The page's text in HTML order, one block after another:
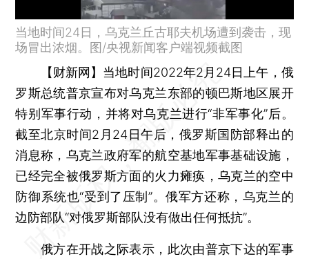
当地时间24日，乌克兰丘古耶夫机场遭到袭击，现
场冒出浓烟。图/央视新闻客户端视频截图
【财新网】 当地时间2022年2月24日上午，俄
罗斯总统普京宣布对乌克兰东部的顿巴斯地区展开
特别军事行动，并将对乌克兰进行“非军事化”后。
截至北京时间2月24日午后，俄罗斯国防部释出的
消息称，乌克兰政府军的航空基地军事基础设施，
已经完全被俄罗斯方面的火力瘫痪，乌克兰的空中
防御系统也“受到了压制”。俄军方还称，乌克兰的
边防部队“对俄罗斯部队没有做出任何抵抗”。
俄方在开战之际表示，此次由普京下达的军事